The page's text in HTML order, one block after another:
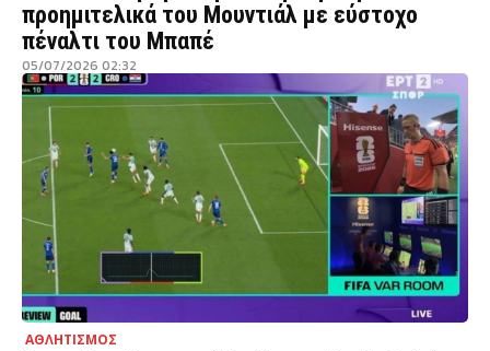
προημιτελικά του Μουντιάλ με εύστοχο
πέναλτι του Μπαπέ
05/07/2026 02:32
ΑΘΛΗΤΙΣΜΟΣ